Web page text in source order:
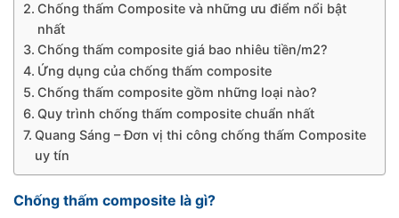
Chống thấm Composite và những ưu điểm nổi bật
nhất
Chống thấm composite giá bao nhiêu tiền/m2?
Ứng dụng của chống thấm composite
Chống thấm composite gồm những loại nào?
Quy trình chống thấm composite chuẩn nhất
Quang Sáng – Đơn vị thi công chống thấm Composite
uy tín
Chống thấm composite là gì?